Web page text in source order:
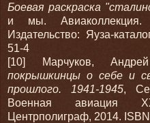
Боевая раскраска
и мы.
Издательство: Яуза-
51-4
[10] Марчуков,
покрышкинцы о себе и
прошлого. 1941-1945,
Военная авиация
Центрполиграф, 2014.